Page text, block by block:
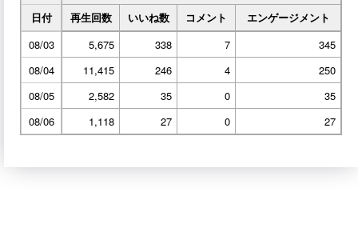
日付
再生回数 いいね数 コメント
エンゲージメント
08/03
5,675 338 7
345
08/04
11,415 246 4
250
08/05
2,582 35 0
35
08/06
1,118 27 0 27